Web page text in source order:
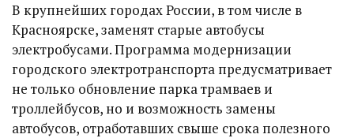
В крупнейших городах России, в том числе в
Красноярске, заменят старые автобусы
электробусами. Программа модернизации
городского электротранспорта предусматривает
не только обновление парка трамваев и
троллейбусов, но и возможность замены
автобусов, отработавших свыше срока полезного